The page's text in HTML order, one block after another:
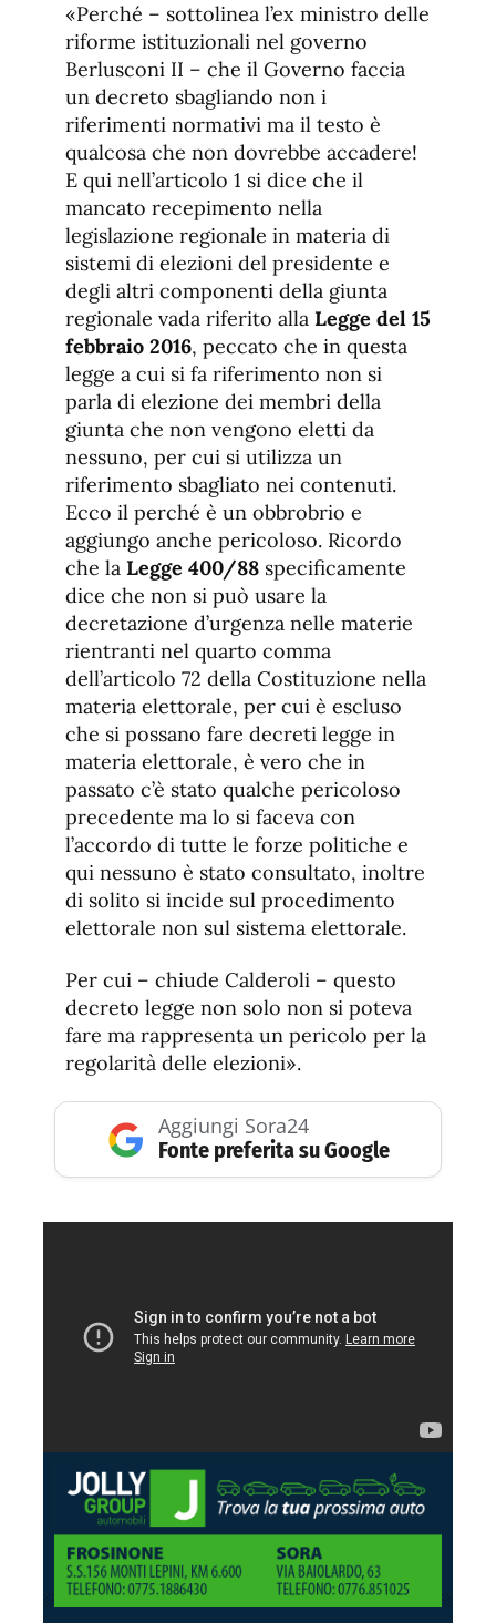
«Perché – sottolinea l’ex ministro delle
riforme istituzionali nel governo
Berlusconi II – che il Governo faccia
un decreto sbagliando non i
riferimenti normativi ma il testo è
qualcosa che non dovrebbe accadere!
E qui nell’articolo 1 si dice che il
mancato recepimento nella
legislazione regionale in materia di
sistemi di elezioni del presidente e
degli altri componenti della giunta
regionale vada riferito alla Legge del 15
febbraio 2016, peccato che in questa
legge a cui si fa riferimento non si
parla di elezione dei membri della
giunta che non vengono eletti da
nessuno, per cui si utilizza un
riferimento sbagliato nei contenuti.
Ecco il perché è un obbrobrio e
aggiungo anche pericoloso. Ricordo
che la Legge 400/88 specificamente
dice che non si può usare la
decretazione d’urgenza nelle materie
rientranti nel quarto comma
dell’articolo 72 della Costituzione nella
materia elettorale, per cui è escluso
che si possano fare decreti legge in
materia elettorale, è vero che in
passato c’è stato qualche pericoloso
precedente ma lo si faceva con
l’accordo di tutte le forze politiche e
qui nessuno è stato consultato, inoltre
di solito si incide sul procedimento
elettorale non sul sistema elettorale.
Per cui – chiude Calderoli – questo
decreto legge non solo non si poteva
fare ma rappresenta un pericolo per la
regolarità delle elezioni».
Aggiungi Sora24
Fonte preferita su Google